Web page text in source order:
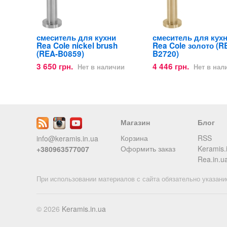
смеситель для кухни
Rea Cole nickel brush
(REA-B0859)
3 650 грн. Нет в наличии
смеситель для
Rea Cole золото
B2720)
4 446 грн. Нет в
info@keramis.in.ua
+380963577007
Магазин
Корзина
Оформить заказ
Блог
RSS
При использовании материалов с сайта обязательно
© 2026 Keramis.in.ua